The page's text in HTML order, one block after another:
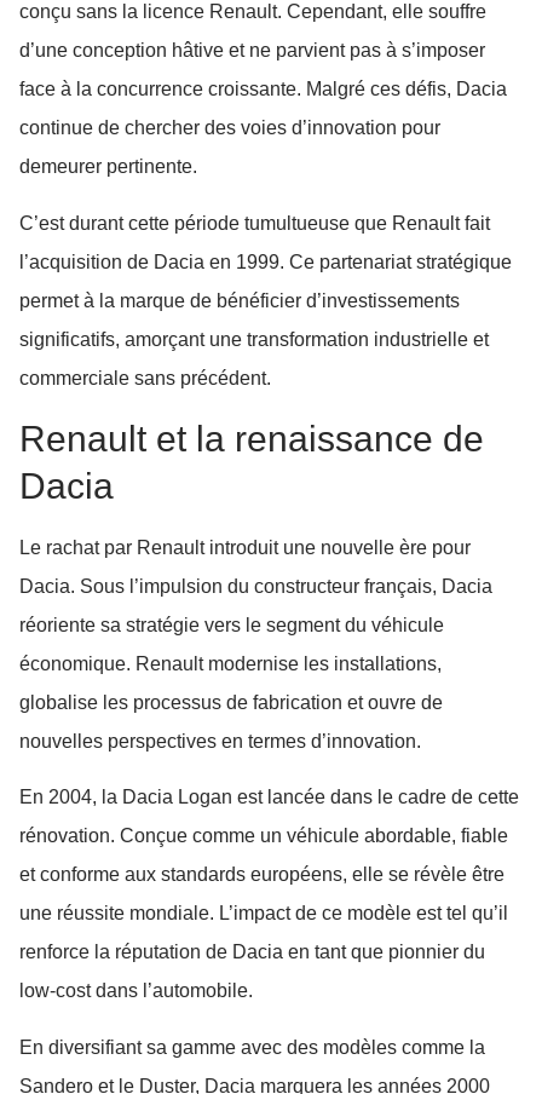
conçu sans la licence Renault. Cependant, elle souffre
d’une conception hâtive et ne parvient pas à s’imposer
face à la concurrence croissante. Malgré ces défis, Dacia
continue de chercher des voies d’innovation pour
demeurer pertinente.
C’est durant cette période tumultueuse que Renault fait
l’acquisition de Dacia en 1999. Ce partenariat stratégique
permet à la marque de bénéficier d’investissements
significatifs, amorçant une transformation industrielle et
commerciale sans précédent.
Renault et la renaissance de
Dacia
Le rachat par Renault introduit une nouvelle ère pour
Dacia. Sous l’impulsion du constructeur français, Dacia
réoriente sa stratégie vers le segment du véhicule
économique. Renault modernise les installations,
globalise les processus de fabrication et ouvre de
nouvelles perspectives en termes d’innovation.
En 2004, la Dacia Logan est lancée dans le cadre de cette
rénovation. Conçue comme un véhicule abordable, fiable
et conforme aux standards européens, elle se révèle être
une réussite mondiale. L’impact de ce modèle est tel qu’il
renforce la réputation de Dacia en tant que pionnier du
low-cost dans l’automobile.
En diversifiant sa gamme avec des modèles comme la
Sandero et le Duster, Dacia marquera les années 2000